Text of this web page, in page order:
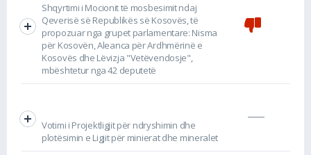
Shqyrtimi i Mocionit të mosbesimit ndaj
Qeverisë së Republikës së Kosovës, të
propozuar nga grupet parlamentare: Nisma
për Kosovën, Aleanca për Ardhmërinë e
Kosovës dhe Lëvizja "Vetëvendosje",
mbështetur nga 42 deputetë
Votimi i Projektligjit për ndryshimin dhe
plotësimin e Ligjit për minierat dhe mineralet